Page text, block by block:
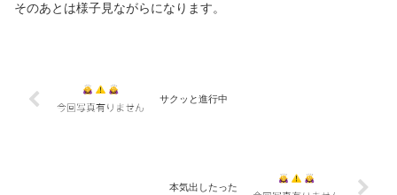
そのあとは様子見ながらになります。
サクッと進行中
本気出したった